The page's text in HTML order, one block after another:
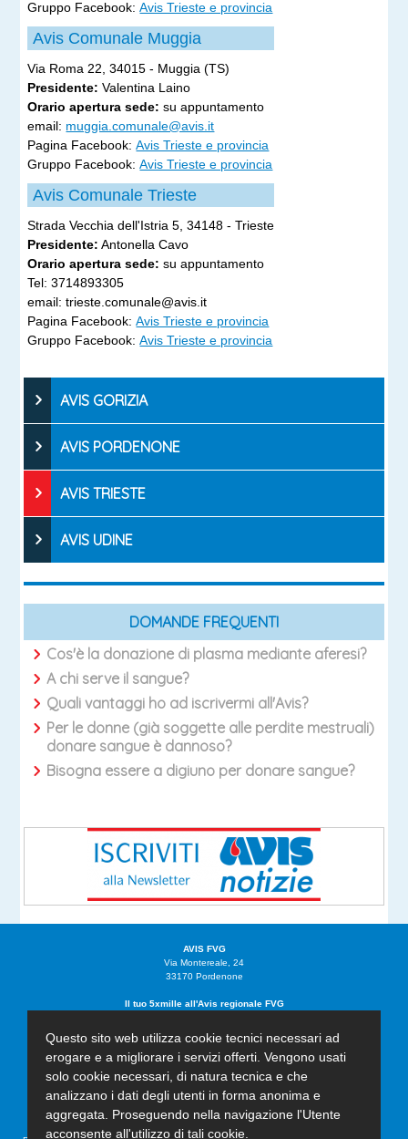
Gruppo Facebook:Avis Trieste e provincia
Avis Comunale Muggia
Via Roma 22, 34015 - Muggia (TS)
Presidente: Valentina Laino
Orario apertura sede: su appuntamento
email: muggia.comunale@avis.it
Pagina Facebook:Avis Trieste e provincia
Gruppo Facebook:Avis Trieste e provincia
Avis Comunale Trieste
Strada Vecchia dell'Istria 5, 34148 - Trieste
Presidente: Antonella Cavo
Orario apertura sede:su appuntamento
Tel: 3714893305
email: trieste.comunale@avis.it
Pagina Facebook:Avis Trieste e provincia
Gruppo Facebook:Avis Trieste e provincia
AVIS GORIZIA
AVIS PORDENONE
AVIS TRIESTE
AVIS UDINE
DOMANDE FREQUENTI
Cos'è la donazione di plasma mediante aferesi?
A chi serve il sangue?
Quali vantaggi ho ad iscrivermi all'Avis?
Per le donne (già soggette alle perdite mestruali)
donare sangue è dannoso?
Bisogna essere a digiuno per donare sangue?
AVIS FVG
Via Montereale, 24
33170 Pordenone
Il tuo 5xmille all'Avis regionale FVG
Fax. 0434.253707
friuliveneziagiulia@avis.it
avisfriuliveneziagiulia@pec.it
Iscritta al registro del volontariato Regione Friuli Venezia Giulia al n°594 con decreto
n°880 del 24/02/2015
Questo sito web utilizza cookie tecnici necessari ad
erogare e a migliorare i servizi offerti. Vengono usati
solo cookie necessari, di natura tecnica e che
analizzano i dati degli utenti in forma anonima e
aggregata. Proseguendo nella navigazione l'Utente
acconsente all'utilizzo di tali cookie.